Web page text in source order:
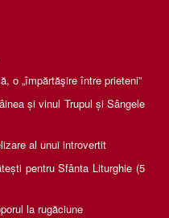
o „împărtăşire între prieteni”
și vinul Trupul și Sângele
al unui introvertit
pentru Sfânta Liturghie (5
la rugăciune